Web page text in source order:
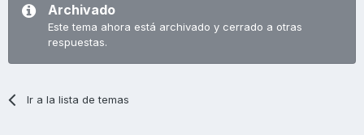
Archivado
Este tema ahora está archivado y cerrado a otras
respuestas.
Ir a la lista de temas